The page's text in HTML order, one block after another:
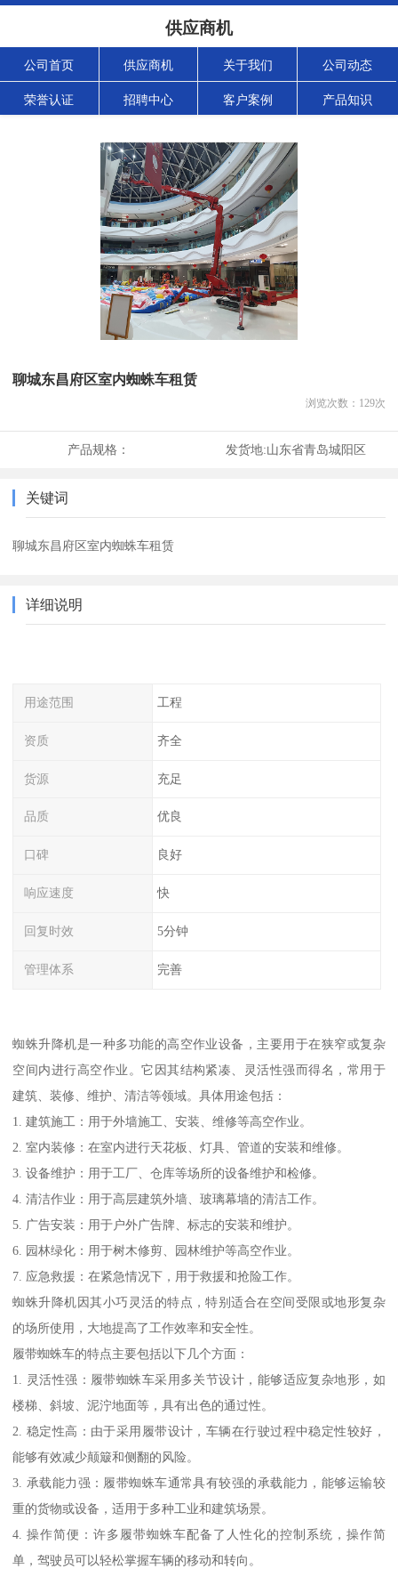
供应商机
公司首页 供应商机 关于我们 公司动态
荣誉认证 招聘中心 客户案例 产品知识
聊城东昌府区室内蜘蛛车租赁
浏览次数： 129次
产品规格： 发货地:山东省青岛城阳区
关键词
聊城东昌府区室内蜘蛛车租赁
详细说明
用途范围 工程
资质 齐全
货源 充足
品质 优良
口碑 良好
响应速度 快
回复时效 5分钟
管理体系 完善
蜘蛛升降机是一种多功能的高空作业设备，主要用于在狭窄或复杂
空间内进行高空作业。它因其结构紧凑、灵活性强而得名，常用于
建筑、装修、维护、清洁等领域。具体用途包括：
1. 建筑施工：用于外墙施工、安装、维修等高空作业。
2. 室内装修：在室内进行天花板、灯具、管道的安装和维修。
3. 设备维护：用于工厂、仓库等场所的设备维护和检修。
4. 清洁作业：用于高层建筑外墙、玻璃幕墙的清洁工作。
5. 广告安装：用于户外广告牌、标志的安装和维护。
6. 园林绿化：用于树木修剪、园林维护等高空作业。
7. 应急救援：在紧急情况下，用于救援和抢险工作。
蜘蛛升降机因其小巧灵活的特点，特别适合在空间受限或地形复杂
的场所使用，大地提高了工作效率和安全性。
履带蜘蛛车的特点主要包括以下几个方面：
1. 灵活性强：履带蜘蛛车采用多关节设计，能够适应复杂地形，如
楼梯、斜坡、泥泞地面等，具有出色的通过性。
2. 稳定性高：由于采用履带设计，车辆在行驶过程中稳定性较好，
能够有效减少颠簸和侧翻的风险。
3. 承载能力强：履带蜘蛛车通常具有较强的承载能力，能够运输较
重的货物或设备，适用于多种工业和建筑场景。
4. 操作简便：许多履带蜘蛛车配备了人性化的控制系统，操作简
单，驾驶员可以轻松掌握车辆的移动和转向。